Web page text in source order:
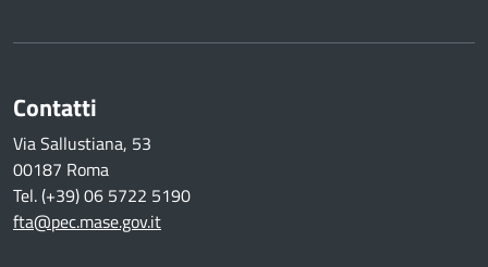
Contatti
Via Sallustiana, 53
00187 Roma
Tel. (+39) 06 5722 5190
fta@pec.mase.gov.it